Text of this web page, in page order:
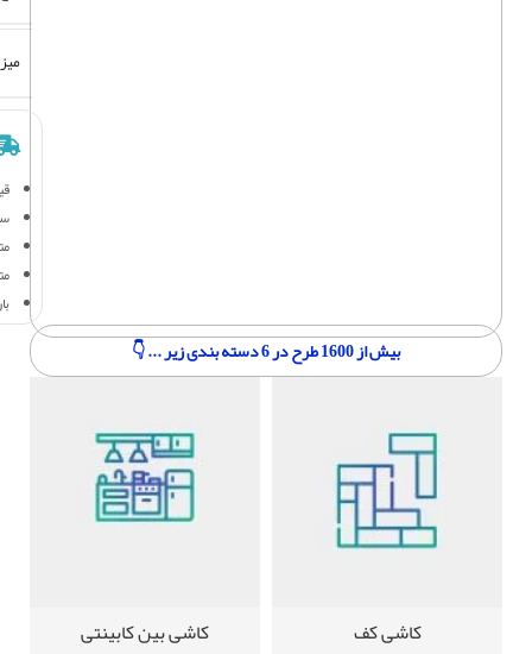
بیش از 1600 طرح در 6 دسته بندی زیر ... 👇
کاشی کف کاشی بین کابینتی